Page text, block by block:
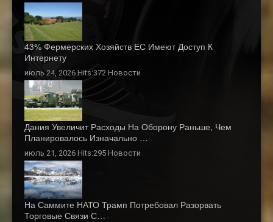
43% Фермерских Хозяйств ЕС Имеют Доступ К
Интернету
июль 24, 2026 Hits:372 Новости
Дания Увеличит Расходы На Оборону Раньше, Чем
Планировалось Изначально …
июль 21, 2026 Hits:295 Новости
На Саммите НАТО Трамп Потребовал Разорвать
Торговые Связи С…